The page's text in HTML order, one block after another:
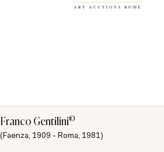
Franco Gentilini©
(Faenza, 1909 - Roma, 1981)